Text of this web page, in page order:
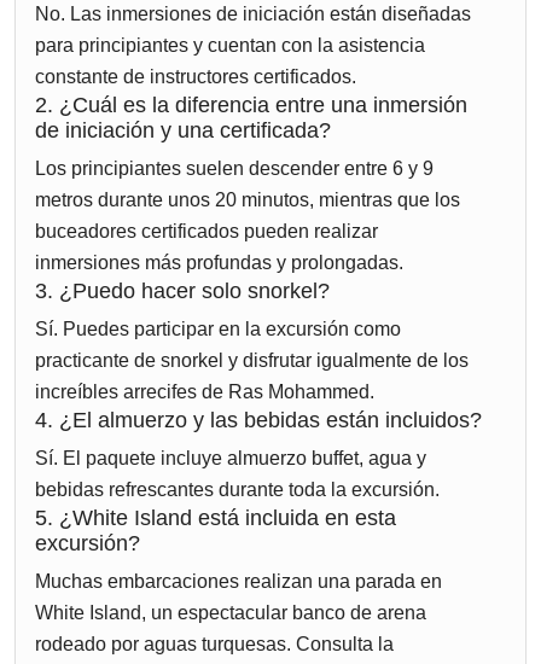
No. Las inmersiones de iniciación están diseñadas
para principiantes y cuentan con la asistencia
constante de instructores certificados.
2. ¿Cuál es la diferencia entre una inmersión
de iniciación y una certificada?
Los principiantes suelen descender entre 6 y 9
metros durante unos 20 minutos, mientras que los
buceadores certificados pueden realizar
inmersiones más profundas y prolongadas.
3. ¿Puedo hacer solo snorkel?
Sí. Puedes participar en la excursión como
practicante de snorkel y disfrutar igualmente de los
increíbles arrecifes de Ras Mohammed.
4. ¿El almuerzo y las bebidas están incluidos?
Sí. El paquete incluye almuerzo buffet, agua y
bebidas refrescantes durante toda la excursión.
5. ¿White Island está incluida en esta
excursión?
Muchas embarcaciones realizan una parada en
White Island, un espectacular banco de arena
rodeado por aguas turquesas. Consulta la